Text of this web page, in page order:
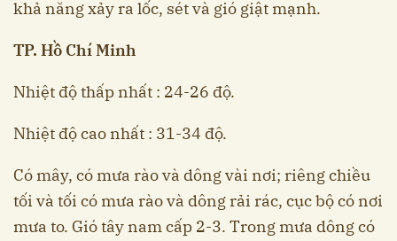
khả năng xảy ra lốc, sét và gió giật mạnh.
TP. Hồ Chí Minh
Nhiệt độ thấp nhất : 24-26 độ.
Nhiệt độ cao nhất : 31-34 độ.
Có mây, có mưa rào và dông vài nơi; riêng chiều
tối và tối có mưa rào và dông rải rác, cục bộ có nơi
mưa to. Gió tây nam cấp 2-3. Trong mưa dông có